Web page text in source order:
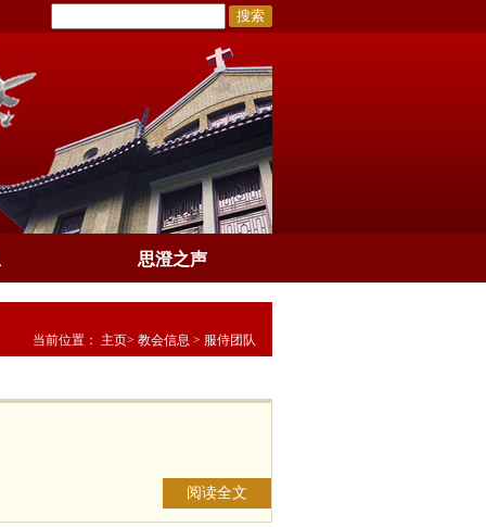
搜索
思澄之声
当前位置： 主页> 教会信息 > 服侍团队
阅读全文